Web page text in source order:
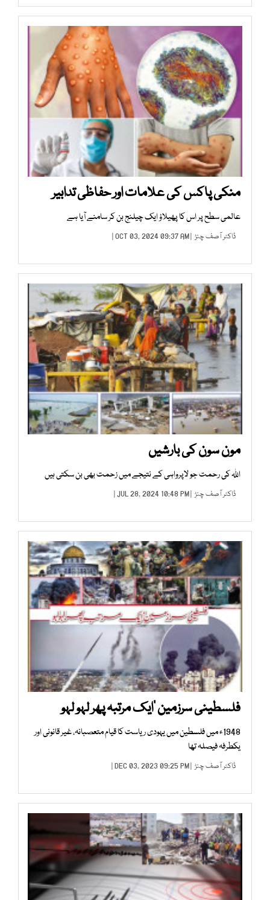
منکی پاکس کی علامات اور حفاظی تدابیر
عالمی سطح پر اس کا پھیلاؤ ایک چیلنج بن کر سامنے آیا ہے
ڈاکٹر آصف چنڑ | OCT 03, 2024 09:37 AM |
مون سون کی بارشیں
اللہ کی رحمت جو لاپرواہی کے نتیجے میں زحمت بھی بن سکتی ہیں
ڈاکٹر آصف چنڑ | JUL 28, 2024 10:48 PM |
فلسطینی سرزمین ‘ایک مرتبہ پھر لہو لہو
1948ء میں فلسطین میں یہودی ریاست کا قیام متعصبانہ، غیر قانونی اور
یکطرفہ فیصلہ تھا
ڈاکٹر آصف چنڑ | DEC 03, 2023 09:25 PM |